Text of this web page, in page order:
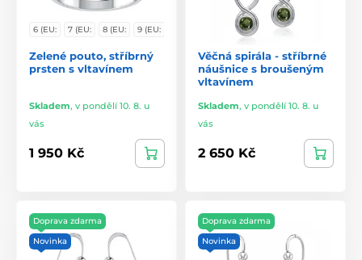
6 (EU: 7 (EU: 8 (EU: 9 (EU:
Zelené pouto, stříbrný
prsten s vltavínem
Skladem, v pondělí 10. 8. u
vás
1 950 Kč
Věčná spirála - stříbrné
náušnice s broušeným
vltavínem
Skladem, v pondělí 10. 8. u
vás
2 650 Kč
Doprava zdarma
Novinka
Doprava zdarma
Novinka